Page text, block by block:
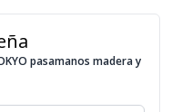
pasamanos madera y